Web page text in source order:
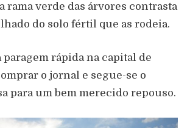
rama verde das árvores contrasta
do solo fértil que as rodeia.
paragem rápida na capital de
o jornal e segue-se o
para um bem merecido repouso.